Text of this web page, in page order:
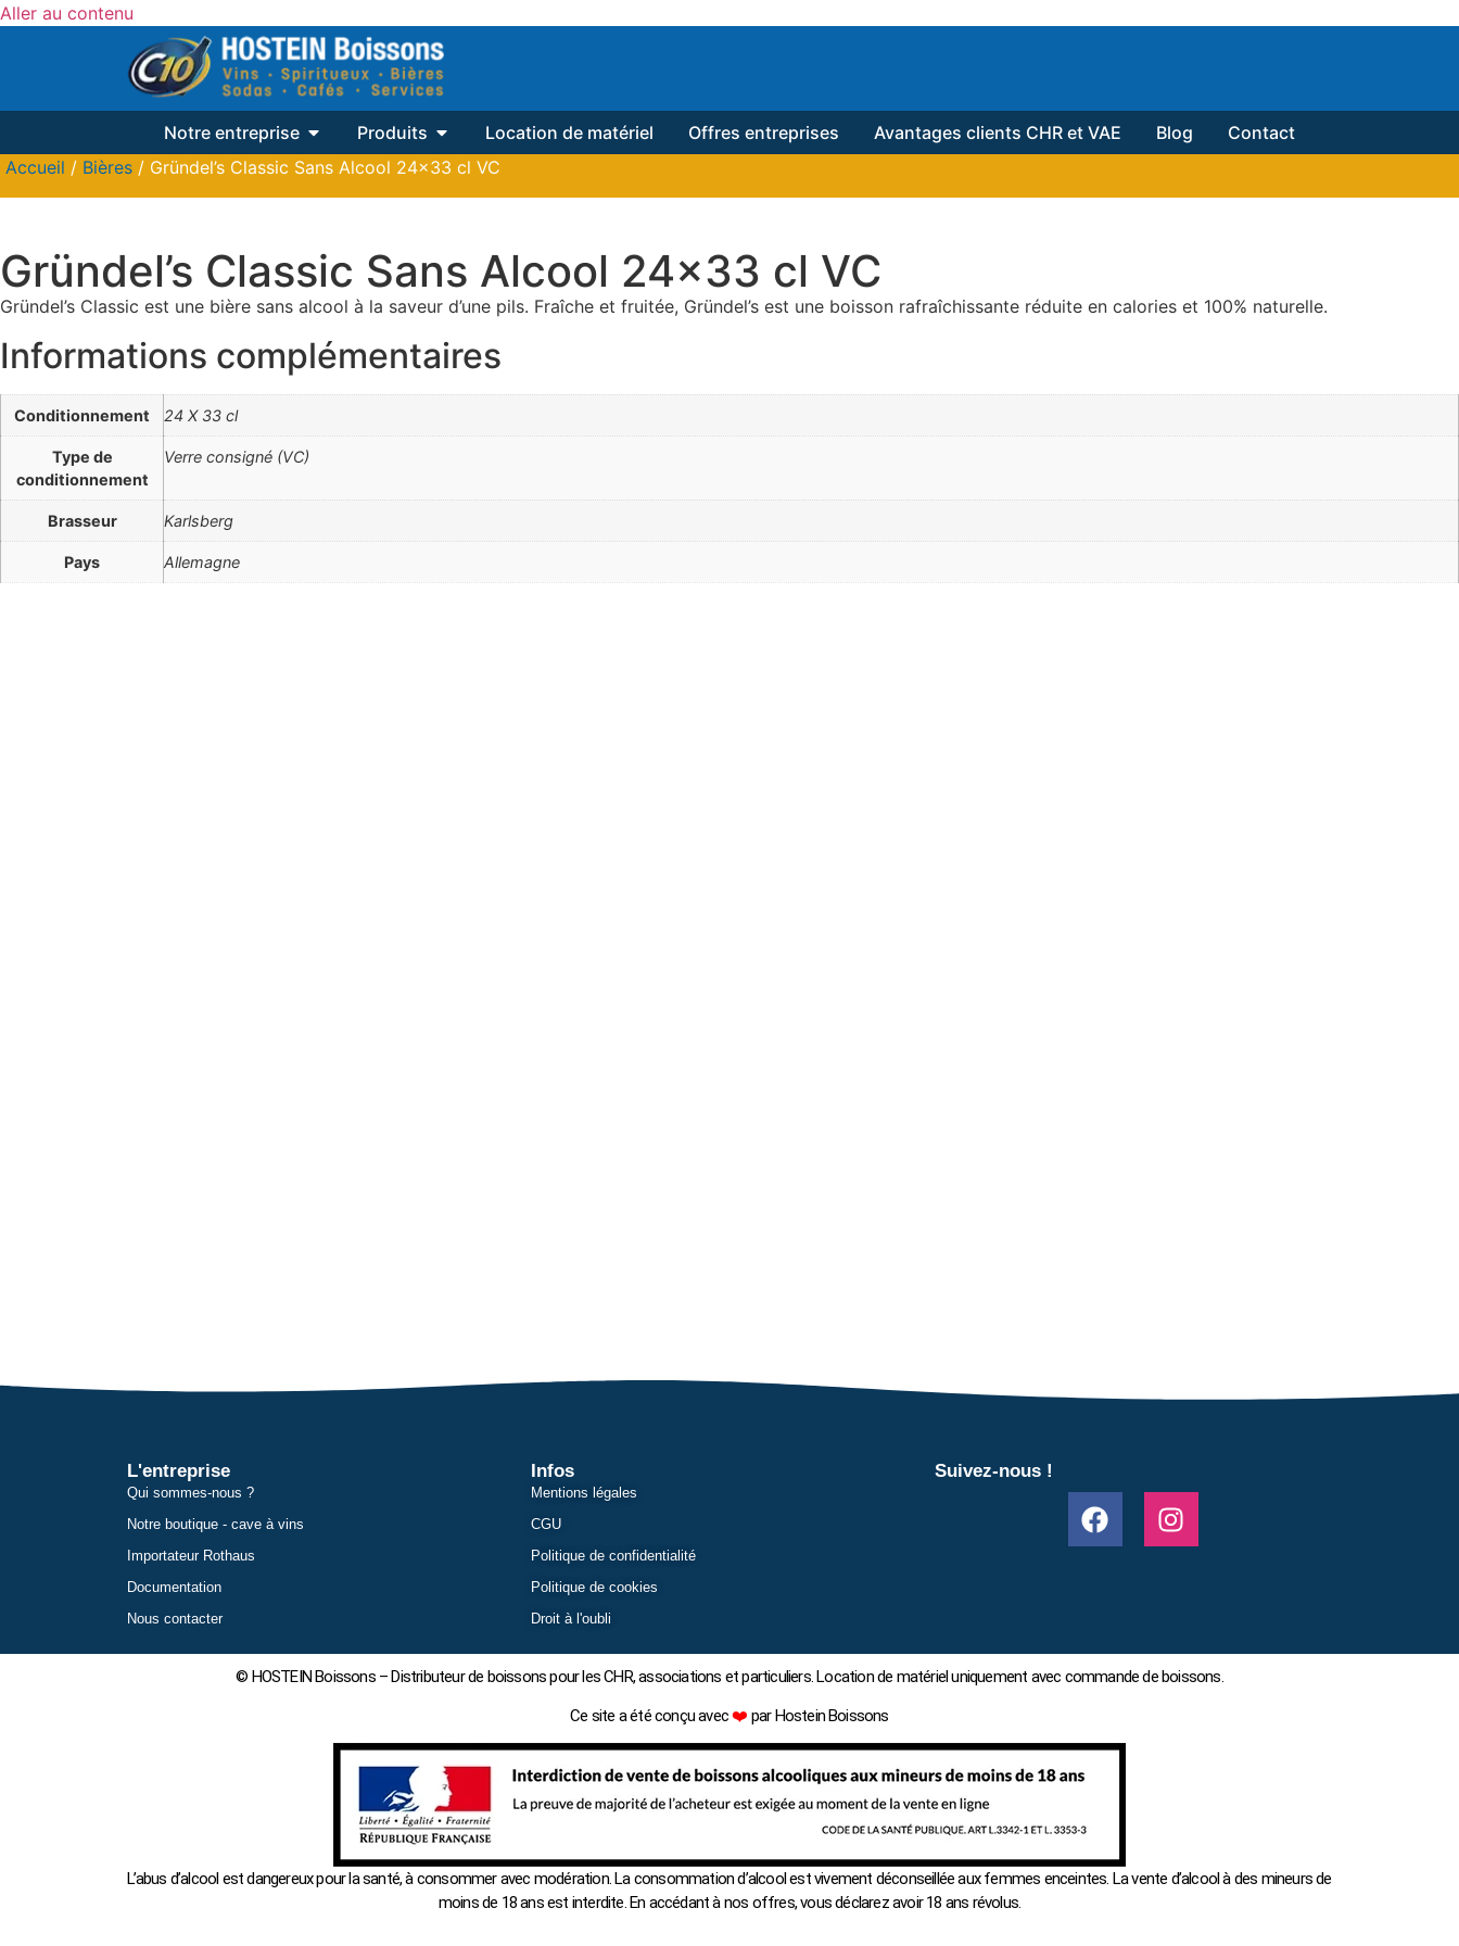
Aller au contenu
Notre entreprise Produits Location de matériel Offres entreprises Avantages clients CHR et VAE Blog
Contact
Accueil / Bières / Gründel’s Classic Sans Alcool 24×33 cl VC
Gründel’s Classic Sans Alcool 24×33 cl VC
Gründel’s Classic est une bière sans alcool à la saveur d’une pils. Fraîche et fruitée, Gründel’s est une boisson rafraîchissante réduite en calories et 100% naturelle.
Informations complémentaires
Conditionnement 24 X 33 cl
Type de
conditionnement
Verre consigné (VC)
Brasseur Karlsberg
Pays Allemagne
L'entreprise
Qui sommes-nous ?
Notre boutique - cave à vins
Importateur Rothaus
Documentation
Nous contacter
Infos
Mentions légales
CGU
Politique de confidentialité
Politique de cookies
Droit à l'oubli
Suivez-nous !
© HOSTEIN Boissons – Distributeur de boissons pour les CHR, associations et particuliers. Location de matériel uniquement avec commande de boissons.
Ce site a été conçu avec❤️ par Hostein Boissons
L’abus d’alcool est dangereux pour la santé, à consommer avec modération. La consommation d’alcool est vivement déconseillée aux femmes enceintes. La vente d’alcool à des mineurs de
moins de 18 ans est interdite. En accédant à nos offres, vous déclarez avoir 18 ans révolus.